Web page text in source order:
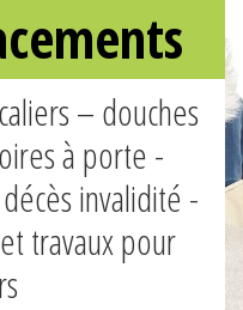
– douches
à porte -
invalidité -
travaux pour